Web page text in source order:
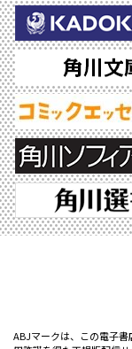
ABJマークは、この電子